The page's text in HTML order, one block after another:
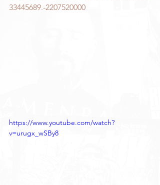
33445689.-2207520000
https://www.youtube.com/watch?
v=urugx_wSBy8